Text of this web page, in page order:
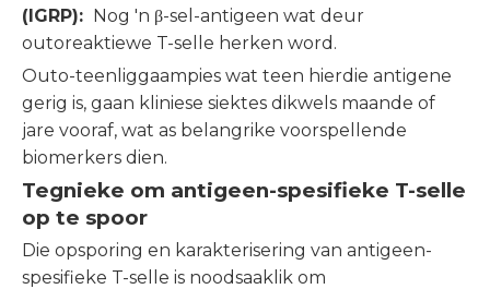
(IGRP): Nog 'n β-sel-antigeen wat deur
outoreaktiewe T-selle herken word.
Outo-teenliggaampies wat teen hierdie antigene
gerig is, gaan kliniese siektes dikwels maande of
jare vooraf, wat as belangrike voorspellende
biomerkers dien.
Tegnieke om antigeen-spesifieke T-selle
op te spoor
Die opsporing en karakterisering van antigeen-
spesifieke T-selle is noodsaaklik om